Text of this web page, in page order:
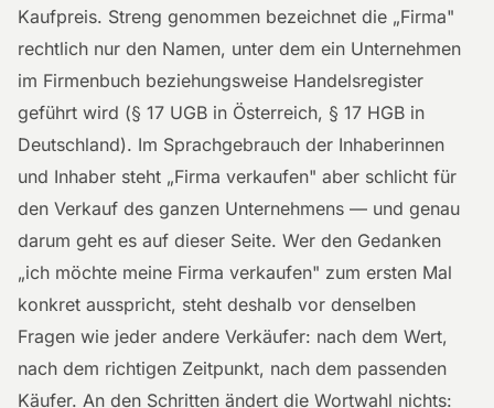
Kaufpreis. Streng genommen bezeichnet die „Firma"
rechtlich nur den Namen, unter dem ein Unternehmen
im Firmenbuch beziehungsweise Handelsregister
geführt wird (§ 17 UGB in Österreich, § 17 HGB in
Deutschland). Im Sprachgebrauch der Inhaberinnen
und Inhaber steht „Firma verkaufen" aber schlicht für
den Verkauf des ganzen Unternehmens — und genau
darum geht es auf dieser Seite. Wer den Gedanken
„ich möchte meine Firma verkaufen" zum ersten Mal
konkret ausspricht, steht deshalb vor denselben
Fragen wie jeder andere Verkäufer: nach dem Wert,
nach dem richtigen Zeitpunkt, nach dem passenden
Käufer. An den Schritten ändert die Wortwahl nichts: